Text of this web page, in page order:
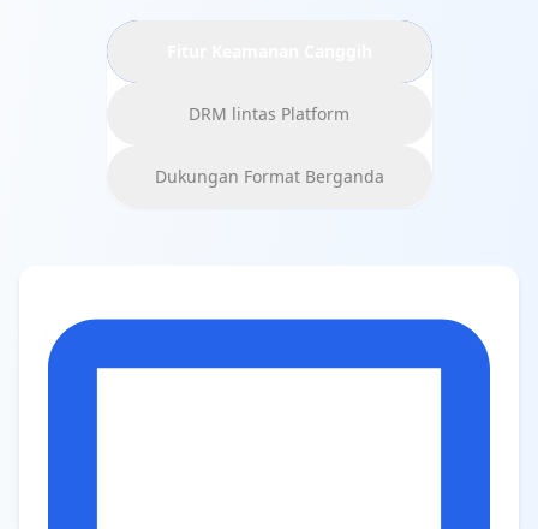
DRM lintas Platform
Dukungan Format Berganda